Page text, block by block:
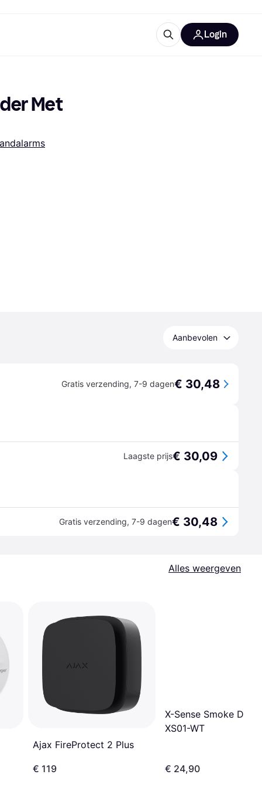
Login
Met
Aanbevolen
Gratis verzending, 7-9 dagen€ 30,48
Laagste prijs€ 30,09
Gratis verzending, 7-9 dagen€ 30,48
Alles weergeven
Ajax FireProtect 2 Plus
€ 119
X-Sense Smoke
XS01-WT
€ 24,90